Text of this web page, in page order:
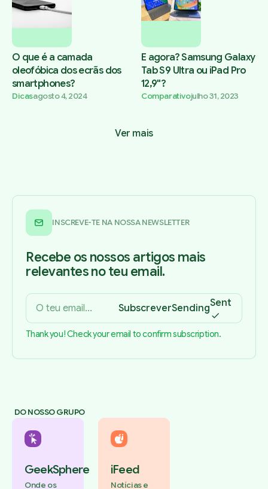
O que é a camada
oleofóbica dos ecrãs dos
smartphones?
Dicasagosto 4, 2024
E agora? Samsung Galaxy
Tab S9 Ultra ou iPad Pro
12,9"?
Comparativojulho 31, 2023
Ver mais
INSCREVE-TE NA NOSSA NEWSLETTER
Recebe os nossos artigos mais
relevantes no teu email.
SubscreverSendingSent
Thank you! Check your email to confirm subscription.
DO NOSSO GRUPO
GeekSphere
Onde os
iFeed
Notícias e